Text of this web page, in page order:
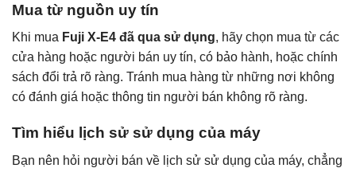
Mua từ nguồn uy tín
Khi mua Fuji X-E4 đã qua sử dụng, hãy chọn mua từ các
cửa hàng hoặc người bán uy tín, có bảo hành, hoặc chính
sách đổi trả rõ ràng. Tránh mua hàng từ những nơi không
có đánh giá hoặc thông tin người bán không rõ ràng.
Tìm hiểu lịch sử sử dụng của máy
Bạn nên hỏi người bán về lịch sử sử dụng của máy, chẳng